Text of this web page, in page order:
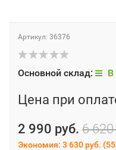
Артикул: 36376
Основной склад: В
Цена при
2 990 руб. 6 620
Экономия: 3 630 руб. (